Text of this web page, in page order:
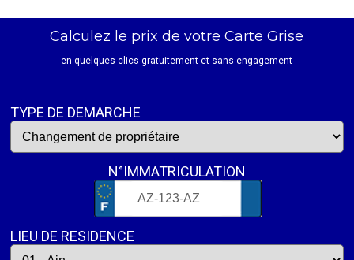
Calculez le prix de votre Carte Grise
en quelques clics gratuitement et sans engagement
TYPE DE DEMARCHE
N°IMMATRICULATION
LIEU DE RESIDENCE